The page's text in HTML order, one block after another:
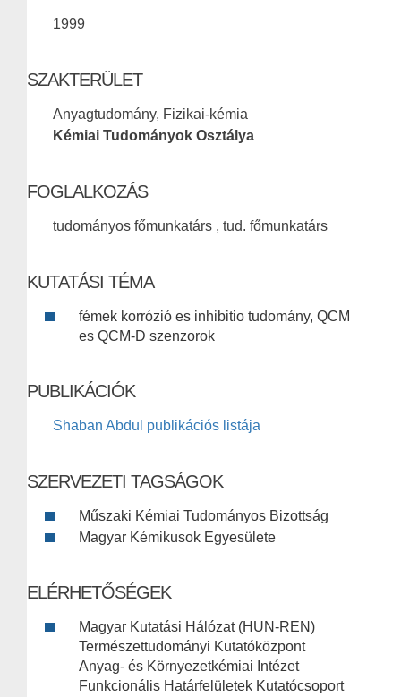
1999
SZAKTERÜLET
Anyagtudomány, Fizikai-kémia
Kémiai Tudományok Osztálya
FOGLALKOZÁS
tudományos főmunkatárs , tud. főmunkatárs
KUTATÁSI TÉMA
fémek korrózió es inhibitio tudomány, QCM
es QCM-D szenzorok
PUBLIKÁCIÓK
Shaban Abdul publikációs listája
SZERVEZETI TAGSÁGOK
Műszaki Kémiai Tudományos Bizottság
Magyar Kémikusok Egyesülete
ELÉRHETŐSÉGEK
Magyar Kutatási Hálózat (HUN-REN)
Természettudományi Kutatóközpont
Anyag- és Környezetkémiai Intézet
Funkcionális Határfelületek Kutatócsoport